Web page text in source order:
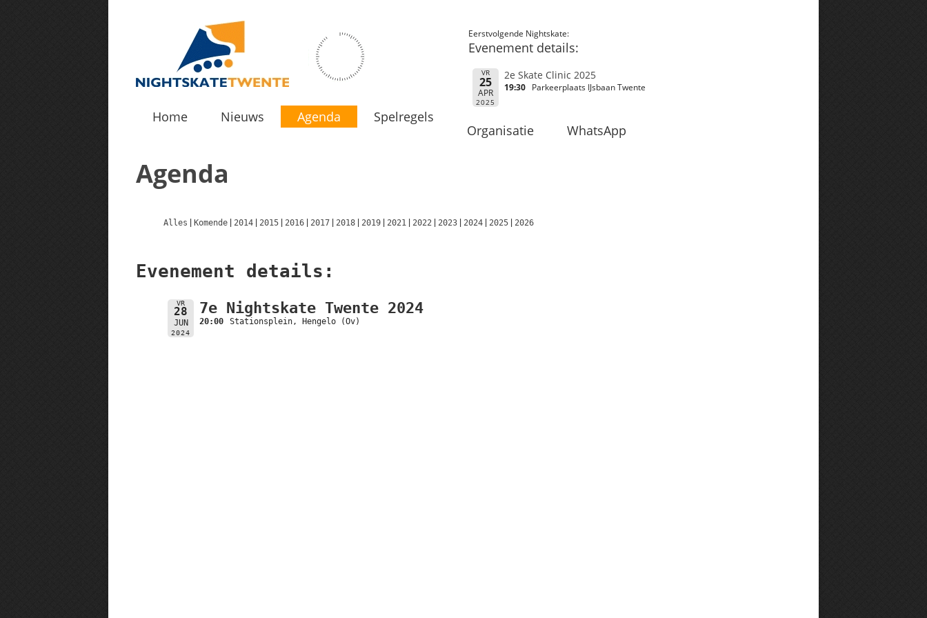
Eerstvolgende Nightskate:
Evenement details:
VR
25
APR
2025
2e Skate Clinic 2025
19:30 Parkeerplaats IJsbaan Twente
Home Nieuws Agenda
Spelregels
Organisatie
WhatsApp
Agenda
Alles Komende 2014 2015 2016 2017 2018 2019 2021 2022 2023 2024 2025 2026
Evenement details:
VR
28
JUN
2024
7e Nightskate Twente 2024
20:00 Stationsplein, Hengelo (Ov)